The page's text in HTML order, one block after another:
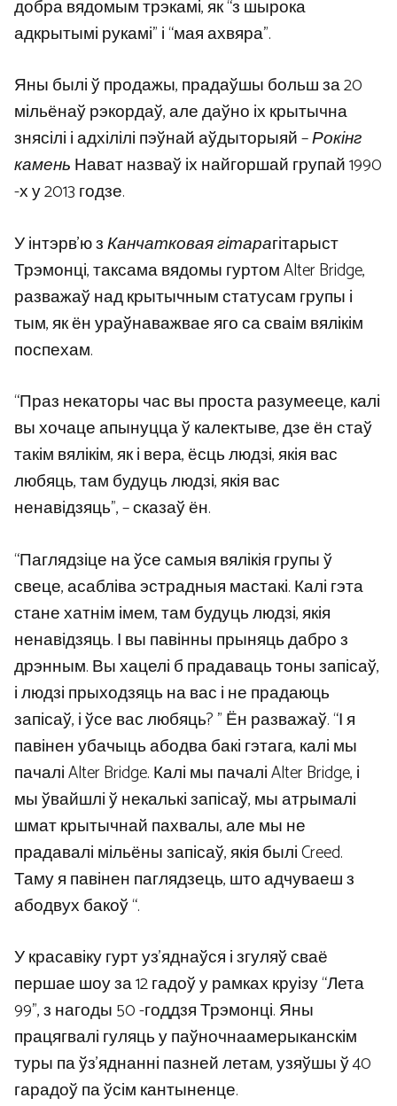
добра вядомым трэкамі, як “з шырока
адкрытымі рукамі” і “мая ахвяра”.
Яны былі ў продажы, прадаўшы больш за 20
мільёнаў рэкордаў, але даўно іх крытычна
знясілі і адхілілі пэўнай аўдыторыяй –Рокінг
каменьНават назваў іх найгоршай групай 1990
-х у 2013 годзе.
У інтэрв’ю зКанчатковая гітарагітарыст
Трэмонці, таксама вядомы гуртом Alter Bridge,
разважаў над крытычным статусам групы і
тым, як ён ураўнаважвае яго са сваім вялікім
поспехам.
“Праз некаторы час вы проста разумееце, калі
вы хочаце апынуцца ў калектыве, дзе ён стаў
такім вялікім, як і вера, ёсць людзі, якія вас
любяць, там будуць людзі, якія вас
ненавідзяць”, – сказаў ён.
“Паглядзіце на ўсе самыя вялікія групы ў
свеце, асабліва эстрадныя мастакі. Калі гэта
стане хатнім імем, там будуць людзі, якія
ненавідзяць. І вы павінны прыняць дабро з
дрэнным. Вы хацелі б прадаваць тоны запісаў,
і людзі прыходзяць на вас і не прадаюць
запісаў, і ўсе вас любяць? ” Ён разважаў. “І я
павінен убачыць абодва бакі гэтага, калі мы
пачалі Alter Bridge. Калі мы пачалі Alter Bridge, і
мы ўвайшлі ў некалькі запісаў, мы атрымалі
шмат крытычнай пахвалы, але мы не
прадавалі мільёны запісаў, якія былі Creed.
Таму я павінен паглядзець, што адчуваеш з
абодвух бакоў “.
У красавіку гурт уз’яднаўся і згуляў сваё
першае шоу за 12 гадоў у рамках круізу “Лета
99”, з нагоды 50 -годдзя Трэмонці. Яны
працягвалі гуляць у паўночнаамерыканскім
туры па ўз’яднанні пазней летам, узяўшы ў 40
гарадоў па ўсім кантыненце.